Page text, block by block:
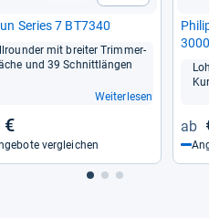
Series 7 BT7340
mit brei­ter Trim­mer­
und 39 Schnitt­län­gen
Weiterlesen
€
vergleichen